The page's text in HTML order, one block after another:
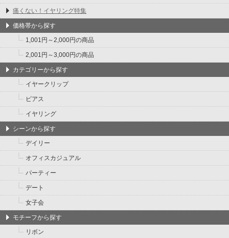
痛くない！イヤリング特集
価格帯から探す
1,001円～2,000円の商品
2,001円～3,000円の商品
カテゴリーから探す
イヤークリップ
ピアス
イヤリング
シーンから探す
デイリー
オフィスカジュアル
パーティー
デート
女子会
モチーフから探す
リボン